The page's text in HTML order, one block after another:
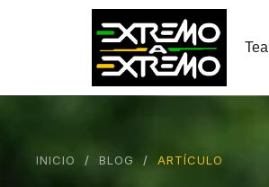
INICIO / BLOG / ARTÍCULO